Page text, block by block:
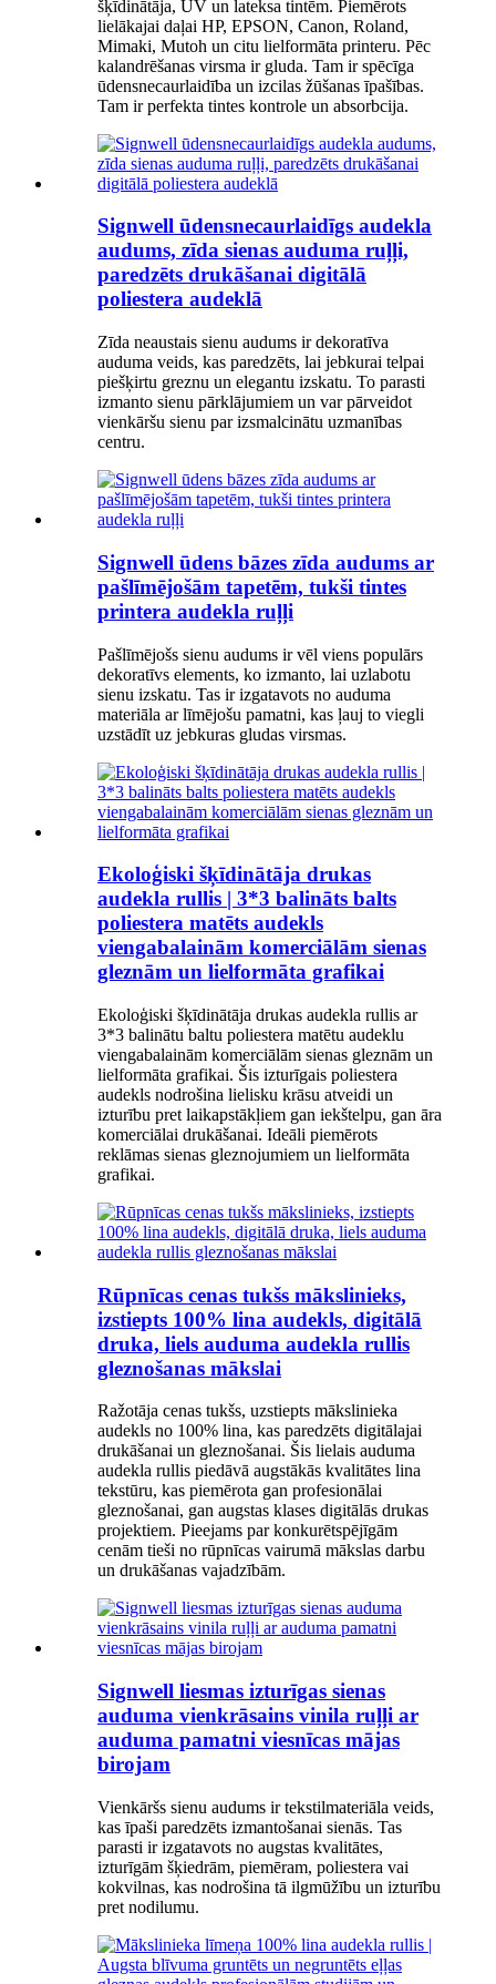
šķīdinātāja, UV un lateksa tintēm. Piemērots
lielākajai daļai HP, EPSON, Canon, Roland,
Mimaki, Mutoh un citu lielformāta printeru. Pēc
kalandrēšanas virsma ir gluda. Tam ir spēcīga
ūdensnecaurlaidība un izcilas žūšanas īpašības.
Tam ir perfekta tintes kontrole un absorbcija.
Signwell ūdensnecaurlaidīgs audekla
audums, zīda sienas auduma ruļļi,
paredzēts drukāšanai digitālā
poliestera audeklā
Zīda neaustais sienu audums ir dekoratīva
auduma veids, kas paredzēts, lai jebkurai telpai
piešķirtu greznu un elegantu izskatu. To parasti
izmanto sienu pārklājumiem un var pārveidot
vienkāršu sienu par izsmalcinātu uzmanības
centru.
Signwell ūdens bāzes zīda audums ar
pašlīmējošām tapetēm, tukši tintes
printera audekla ruļļi
Pašlīmējošs sienu audums ir vēl viens populārs
dekoratīvs elements, ko izmanto, lai uzlabotu
sienu izskatu. Tas ir izgatavots no auduma
materiāla ar līmējošu pamatni, kas ļauj to viegli
uzstādīt uz jebkuras gludas virsmas.
Ekoloģiski šķīdinātāja drukas
audekla rullis | 3*3 balināts balts
poliestera matēts audekls
viengabalainām komerciālām sienas
gleznām un lielformāta grafikai
Ekoloģiski šķīdinātāja drukas audekla rullis ar
3*3 balinātu baltu poliestera matētu audeklu
viengabalainām komerciālām sienas gleznām un
lielformāta grafikai. Šis izturīgais poliestera
audekls nodrošina lielisku krāsu atveidi un
izturību pret laikapstākļiem gan iekštelpu, gan āra
komerciālai drukāšanai. Ideāli piemērots
reklāmas sienas gleznojumiem un lielformāta
grafikai.
Rūpnīcas cenas tukšs mākslinieks,
izstiepts 100% lina audekls, digitālā
druka, liels auduma audekla rullis
gleznošanas mākslai
Ražotāja cenas tukšs, uzstiepts mākslinieka
audekls no 100% lina, kas paredzēts digitālajai
drukāšanai un gleznošanai. Šis lielais auduma
audekla rullis piedāvā augstākās kvalitātes lina
tekstūru, kas piemērota gan profesionālai
gleznošanai, gan augstas klases digitālās drukas
projektiem. Pieejams par konkurētspējīgām
cenām tieši no rūpnīcas vairumā mākslas darbu
un drukāšanas vajadzībām.
Signwell liesmas izturīgas sienas
auduma vienkrāsains vinila ruļļi ar
auduma pamatni viesnīcas mājas
birojam
Vienkāršs sienu audums ir tekstilmateriāla veids,
kas īpaši paredzēts izmantošanai sienās. Tas
parasti ir izgatavots no augstas kvalitātes,
izturīgām šķiedrām, piemēram, poliestera vai
kokvilnas, kas nodrošina tā ilgmūžību un izturību
pret nodilumu.